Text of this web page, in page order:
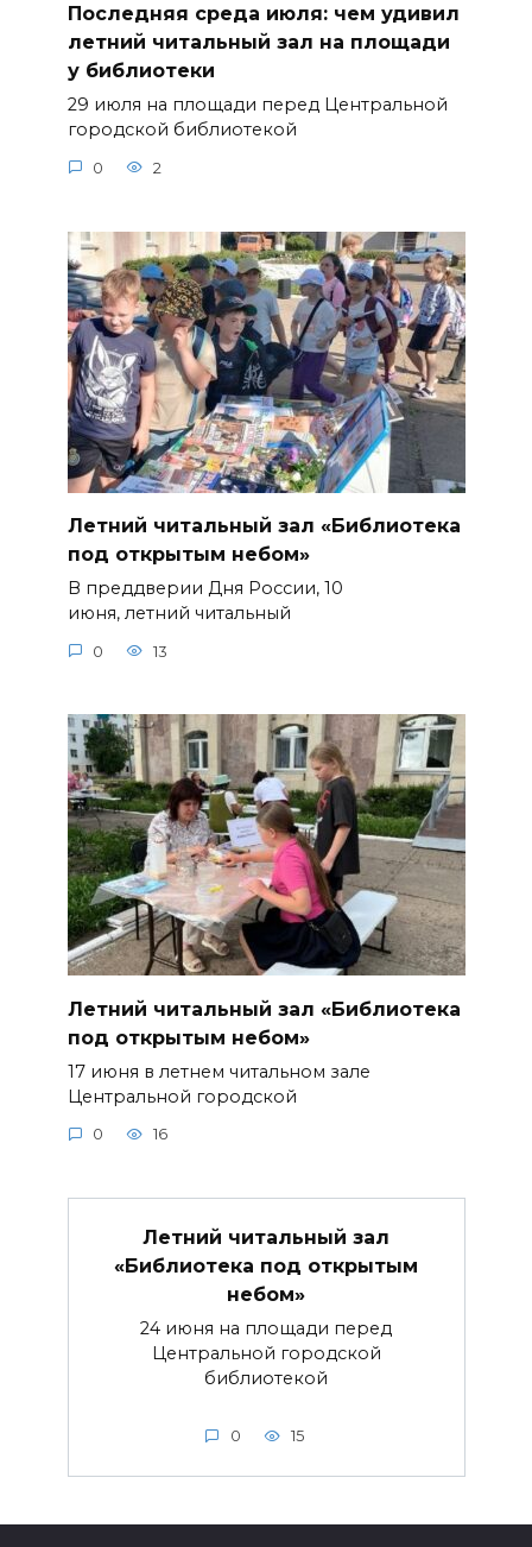
Последняя среда июля: чем удивил
летний читальный зал на площади
у библиотеки
29 июля на площади перед Центральной
городской библиотекой
0 2
Летний читальный зал «Библиотека
под открытым небом»
В преддверии Дня России, 10
июня, летний читальный
0 13
Летний читальный зал «Библиотека
под открытым небом»
17 июня в летнем читальном зале
Центральной городской
0 16
Летний читальный зал
«Библиотека под открытым
небом»
24 июня на площади перед
Центральной городской
библиотекой
0 15